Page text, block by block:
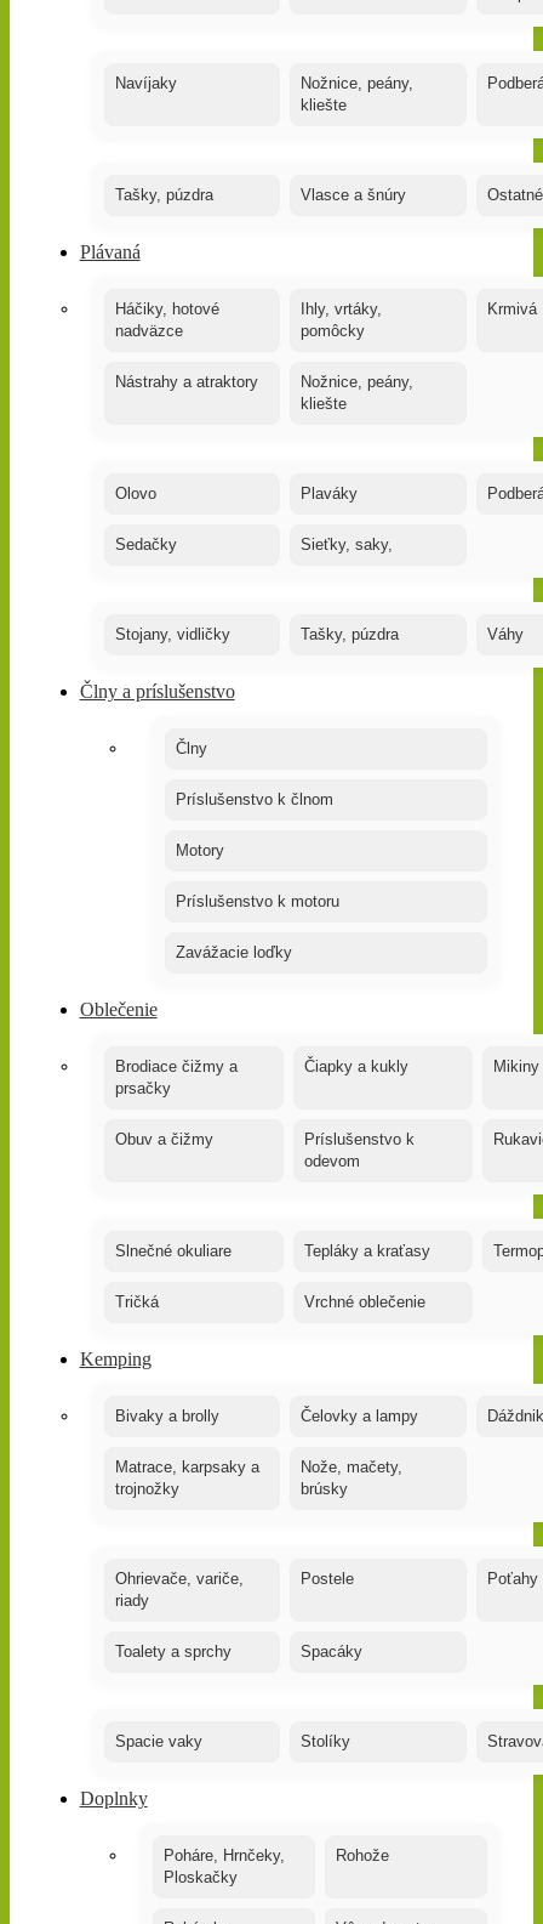
Navíjaky
Nožnice, peány,
kliešte
Tašky, púzdra Vlasce a šnúry
Plávaná
Háčiky, hotové
nadväzce
Ihly, vrtáky,
pomôcky
Krmivá
Nástrahy a atraktory
Nožnice, peány,
kliešte
Olovo Plaváky
Sedačky Sieťky, saky,
Stojany, vidličky Tašky, púzdra Váhy
Člny a príslušenstvo
Člny
Príslušenstvo k člnom
Motory
Príslušenstvo k motoru
Zavážacie loďky
Oblečenie
Brodiace čižmy a
prsačky
Čiapky a kukly Mikiny
Obuv a čižmy
Príslušenstvo k
odevom
Slnečné okuliare Tepláky a kraťasy
Tričká Vrchné oblečenie
Kemping
Bivaky a brolly Čelovky a lampy
Matrace, karpsaky a
trojnožky
Nože, mačety,
brúsky
Ohrievače, variče,
riady
Postele Poťahy
Toalety a sprchy Spacáky
Spacie vaky Stolíky
Doplnky
Poháre, Hrnčeky,
Ploskačky
Rohože